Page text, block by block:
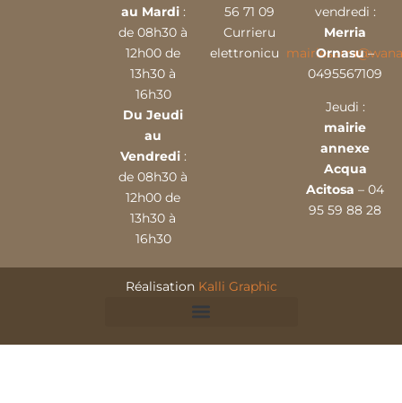
au Mardi:
de 08h30 à
12h00 de
13h30 à
16h30
Du Jeudi
au
Vendredi:
de 08h30 à
12h00 de
13h30 à
16h30
56 71 09
Currieru
elettronicu
vendredi :
Merria
Ornasu–
0495567109
Jeudi :
mairie
annexe
Acqua
Acitosa – 04
95 59 88 28
Réalisation Kalli Graphic